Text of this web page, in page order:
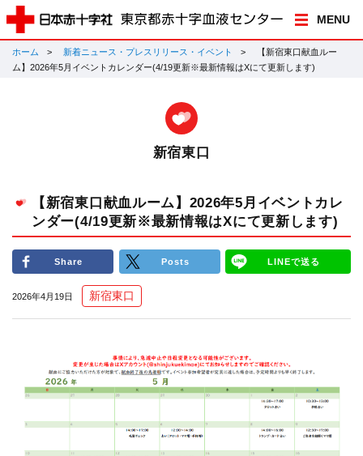
MENU
ホーム 新着ニュース・プレスリリース・イベント
【新宿東口献血ルー
ム】2026年5月イベントカレンダー(4/19更新※最新情報はXにて更新します)
新宿東口
【新宿東口献血ルーム】2026年5月イベントカレ
ンダー(4/19更新※最新情報はXにて更新します)
Share Posts LINEで送る
2026年4月19日 新宿東口